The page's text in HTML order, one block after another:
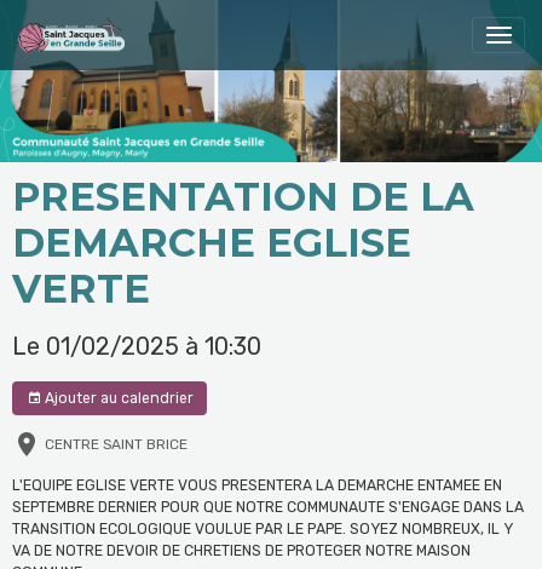
PRESENTATION DE LA
DEMARCHE EGLISE
VERTE
Le 01/02/2025 à 10:30
Ajouter au calendrier
CENTRE SAINT BRICE
L'EQUIPE EGLISE VERTE VOUS PRESENTERA LA DEMARCHE ENTAMEE EN
SEPTEMBRE DERNIER POUR QUE NOTRE COMMUNAUTE S'ENGAGE DANS LA
TRANSITION ECOLOGIQUE VOULUE PAR LE PAPE. SOYEZ NOMBREUX, IL Y
VA DE NOTRE DEVOIR DE CHRETIENS DE PROTEGER NOTRE MAISON